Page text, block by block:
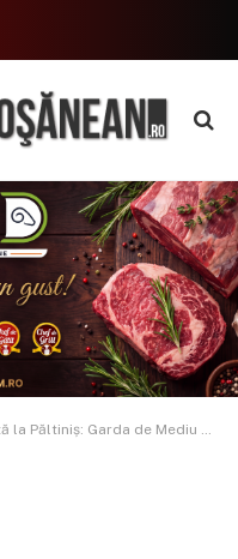
Mediu și medicii Trio.Vet îi redau aripile și speranța